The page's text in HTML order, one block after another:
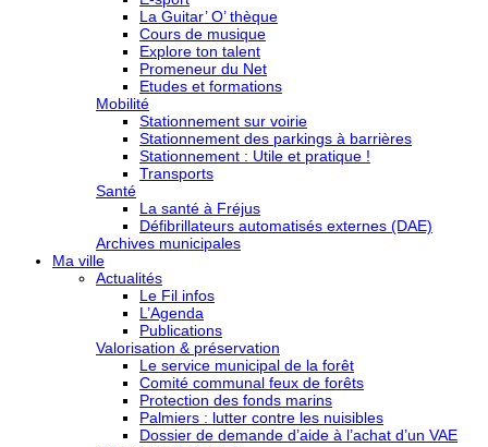
La Guitar’ O’ thèque
Cours de musique
Explore ton talent
Promeneur du Net
Etudes et formations
Mobilité
Stationnement sur voirie
Stationnement des parkings à barrières
Stationnement : Utile et pratique !
Transports
Santé
La santé à Fréjus
Défibrillateurs automatisés externes (DAE)
Archives municipales
Ma ville
Actualités
Le Fil infos
L’Agenda
Publications
Valorisation & préservation
Le service municipal de la forêt
Comité communal feux de forêts
Protection des fonds marins
Palmiers : lutter contre les nuisibles
Dossier de demande d’aide à l’achat d’un VAE